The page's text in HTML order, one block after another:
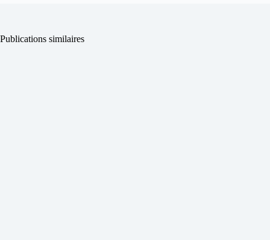
Publications similaires